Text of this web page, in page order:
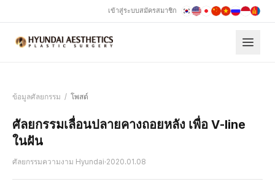
เข้าสู่ระบบสมัครสมาชิก
ข้อมูลศัลยกรรม / โพสต์
ศัลยกรรมเลื่อนปลายคางถอยหลัง เพื่อ V-line
ในฝัน
ศัลยกรรมความงาม Hyundai·2020.01.08